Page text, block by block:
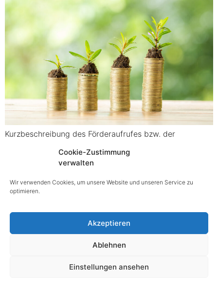
Cookie-Zustimmung
verwalten
Wir verwenden Cookies, um unsere Website und unseren Service zu
optimieren.
Akzeptieren
Ablehnen
Einstellungen ansehen
Kurzbeschreibung des Förderaufrufes bzw. der
Technologie) werden Unternehmen bei Wachstums- und
Innovationsprojekten zum Ausbau der Marktposition mit
Zuschüssen unterstützt. Ziel dieser Förderschiene ist es,
[…]
@ copyright 2025